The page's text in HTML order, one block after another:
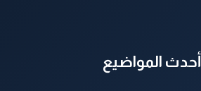
أحدث المواضيع